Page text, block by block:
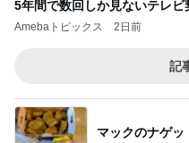
5年間で数回しか見ないテレビ
Amebaトピックス 2日前
記
マックのナゲ